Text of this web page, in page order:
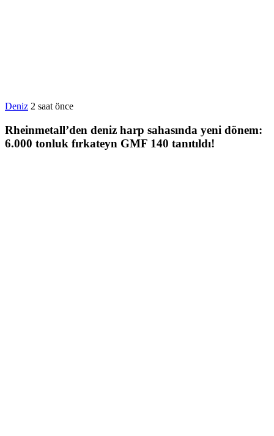
Deniz 2 saat önce
Rheinmetall’den deniz harp sahasında yeni dönem:
6.000 tonluk fırkateyn GMF 140 tanıtıldı!